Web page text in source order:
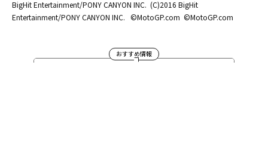
BigHit Entertainment/PONY CANYON INC. (C)2016 BigHit
Entertainment/PONY CANYON INC. ©MotoGP.com ©MotoGP.com
おすすめ情報